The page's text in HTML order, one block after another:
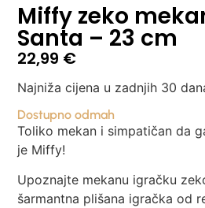
Miffy zeko
Santa – 23 cm
22,99 €
Najniža cijena u zadnjih 30
Dostupno odmah
Toliko mekan i simpatičan da
je Miffy!
Upoznajte mekanu igračku
šarmantna plišana igračka od